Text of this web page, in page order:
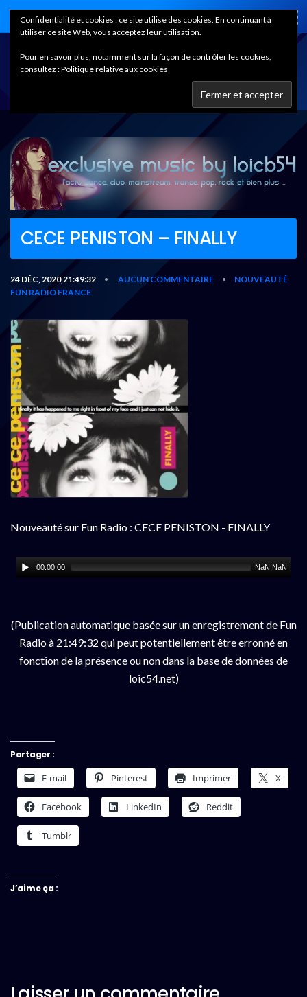
Home
CECE PENISTON – FINALLY
24 DÉC, 2020,21:49:32 • AUCUN COMMENTAIRE •
NOUVEAUTÉ
FUN RADIO FRANCE
Nouveauté sur Fun Radio : CECE PENISTON - FINALLY
00:00:00 NaN:NaN
(Publication automatique basée sur un enregistrement de Fun
Radio à 21:49:32 qui peut potentiellement être erronné en
fonction de la présence ou non dans la base de données de
loic54.net)
Partager :
E-mail Pinterest Imprimer X
Facebook LinkedIn Reddit
Tumblr
J’aime ça :
Confidentialité et cookies : ce site utilise des cookies. En continuant à
utiliser ce site Web, vous acceptez leur utilisation.
Pour en savoir plus, notamment sur la façon de contrôler les cookies,
consultez :Politique relative aux cookies